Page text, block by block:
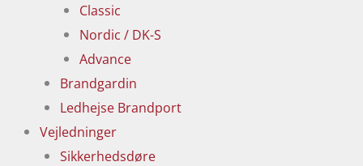
Classic
Nordic / DK-S
Advance
Brandgardin
Ledhejse Brandport
Vejledninger
Sikkerhedsdøre